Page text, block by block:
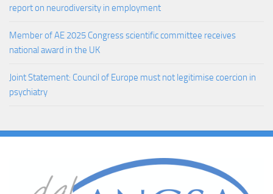
report on neurodiversity in employment
Member of AE 2025 Congress scientific committee receives
national award in the UK
Joint Statement: Council of Europe must not legitimise coercion in
psychiatry